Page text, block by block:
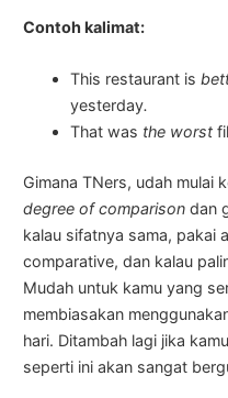
Contoh kalimat:
This restaurant is
yesterday.
That was the worst
Gimana TNers, udah mulai
degree of comparison dan
kalau sifatnya sama, pakai
comparative, dan kalau
Mudah untuk kamu yang
membiasakan
hari. Ditambah lagi jika
seperti ini akan sangat